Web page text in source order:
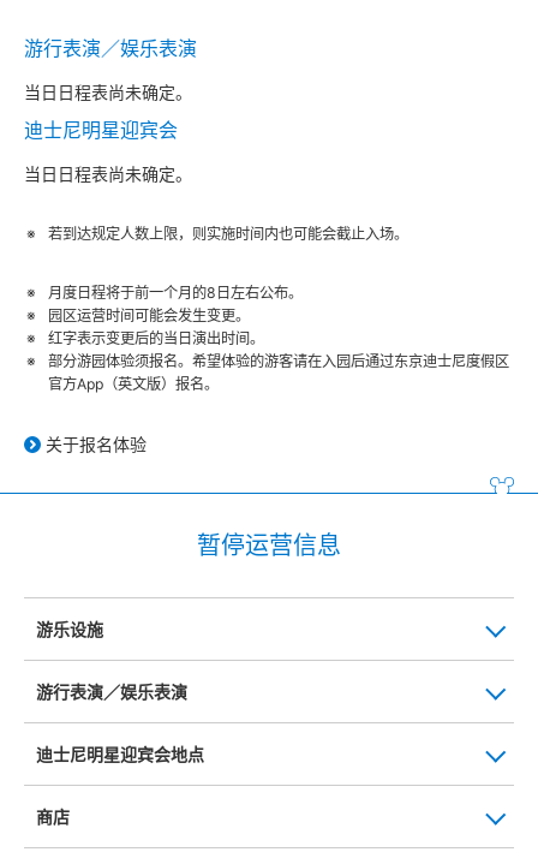
游行表演／娱乐表演
当日日程表尚未确定。
迪士尼明星迎宾会
当日日程表尚未确定。
若到达规定人数上限，则实施时间内也可能会截止入场。
月度日程将于前一个月的8日左右公布。
园区运营时间可能会发生变更。
红字表示变更后的当日演出时间。
部分游园体验须报名。希望体验的游客请在入园后通过东京迪士尼度假区
官方App（英文版）报名。
关于报名体验
暂停运营信息
游乐设施
游行表演／娱乐表演
迪士尼明星迎宾会地点
商店